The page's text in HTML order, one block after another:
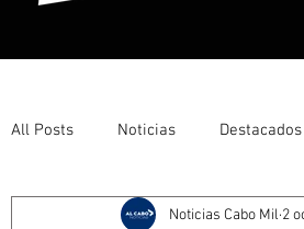
All Posts Noticias Destacados
Entérate
Noticias Cabo Mil 2